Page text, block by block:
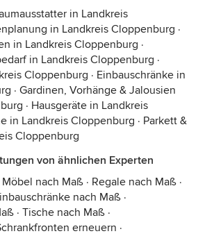
in Landkreis
in Landkreis Cloppenburg ·
in Landkreis Cloppenburg ·
in Landkreis Cloppenburg ·
Cloppenburg · Einbauschränke in
· Gardinen, Vorhänge & Jalousien
· Hausgeräte in Landkreis
in Landkreis Cloppenburg · Parkett &
Cloppenburg
von ähnlichen Experten
Möbel nach Maß · Regale nach Maß ·
nach Maß ·
· Tische nach Maß ·
erneuern ·